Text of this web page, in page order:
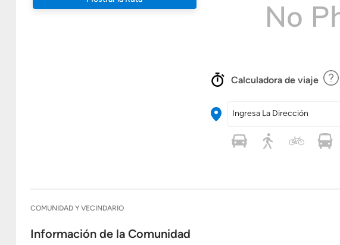
Calculadora de viaje
Ingresa La Dirección
COMUNIDAD Y VECINDARIO
Información de la Comunidad